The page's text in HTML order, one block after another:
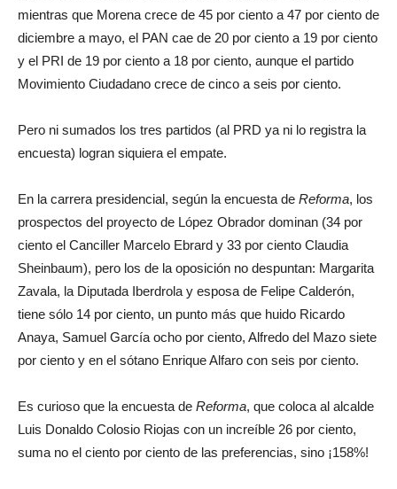
mientras que Morena crece de 45 por ciento a 47 por ciento de
diciembre a mayo, el PAN cae de 20 por ciento a 19 por ciento
y el PRI de 19 por ciento a 18 por ciento, aunque el partido
Movimiento Ciudadano crece de cinco a seis por ciento.
Pero ni sumados los tres partidos (al PRD ya ni lo registra la
encuesta) logran siquiera el empate.
En la carrera presidencial, según la encuesta de Reforma, los
prospectos del proyecto de López Obrador dominan (34 por
ciento el Canciller Marcelo Ebrard y 33 por ciento Claudia
Sheinbaum), pero los de la oposición no despuntan: Margarita
Zavala, la Diputada Iberdrola y esposa de Felipe Calderón,
tiene sólo 14 por ciento, un punto más que huido Ricardo
Anaya, Samuel García ocho por ciento, Alfredo del Mazo siete
por ciento y en el sótano Enrique Alfaro con seis por ciento.
Es curioso que la encuesta de Reforma, que coloca al alcalde
Luis Donaldo Colosio Riojas con un increíble 26 por ciento,
suma no el ciento por ciento de las preferencias, sino ¡158%!